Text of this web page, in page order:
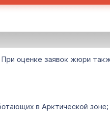
оценке заявок жюри
в Арктической зоне;